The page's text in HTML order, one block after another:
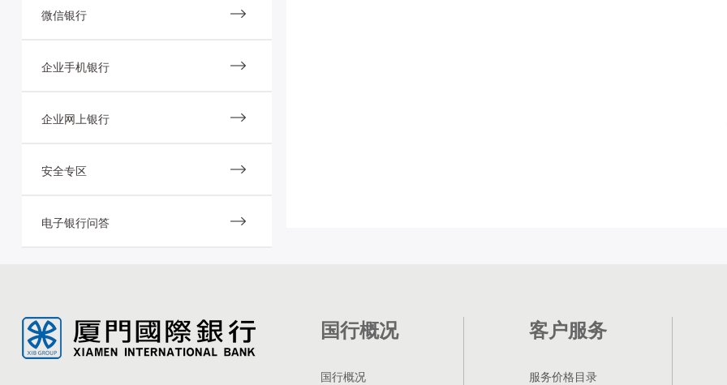
微信银行
企业手机银行
企业网上银行
安全专区
电子银行问答
国行概况
国行概况
客户服务
服务价格目录